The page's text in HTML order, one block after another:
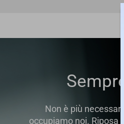
Non è più
occupiamo noi. Riposa